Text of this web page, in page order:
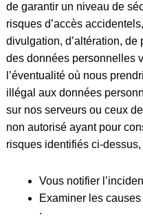
de garantir un niveau de
risques d’accès
divulgation, d’altération,
des données personnelles
l’éventualité où nous
illégal aux données
sur nos serveurs ou ceux
non autorisé ayant pour
risques identifiés ci-
Vous notifier
Examiner les